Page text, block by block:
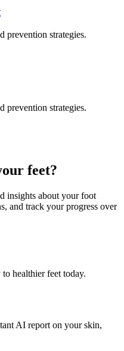
prevention strategies.
prevention strategies.
feet?
insights about your foot
and track your progress over
healthier feet today.
AI report on your skin,